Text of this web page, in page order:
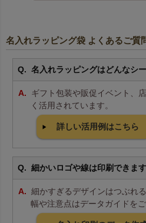
名入れラッピング袋 よくあるご質
名入れラッピングはどんなシ
ギフト包装や販促イベント、
く活用されています。
詳しい活用例はこちら
細かいロゴや線は印刷できま
細かすぎるデザインはつぶれ
幅や注意点はデータガイドをご